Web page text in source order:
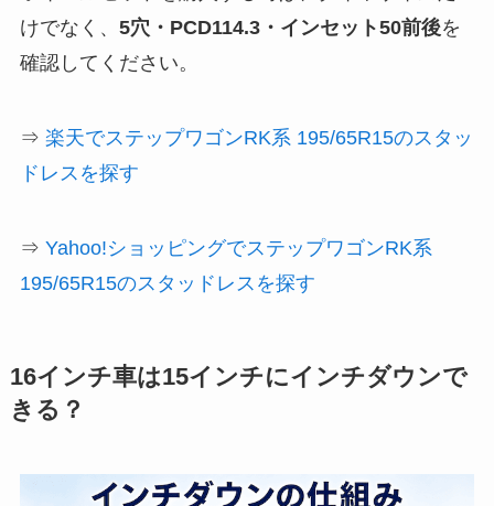
けでなく、 5穴・PCD114.3・インセット50前後を
確認してください。
⇒ 楽天でステップワゴンRK系 195/65R15のスタッ
ドレスを探す
⇒ Yahoo!ショッピングでステップワゴンRK系
195/65R15のスタッドレスを探す
16インチ車は15インチにインチダウンで
きる？